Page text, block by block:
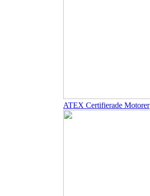
ATEX Certifierade Motorer